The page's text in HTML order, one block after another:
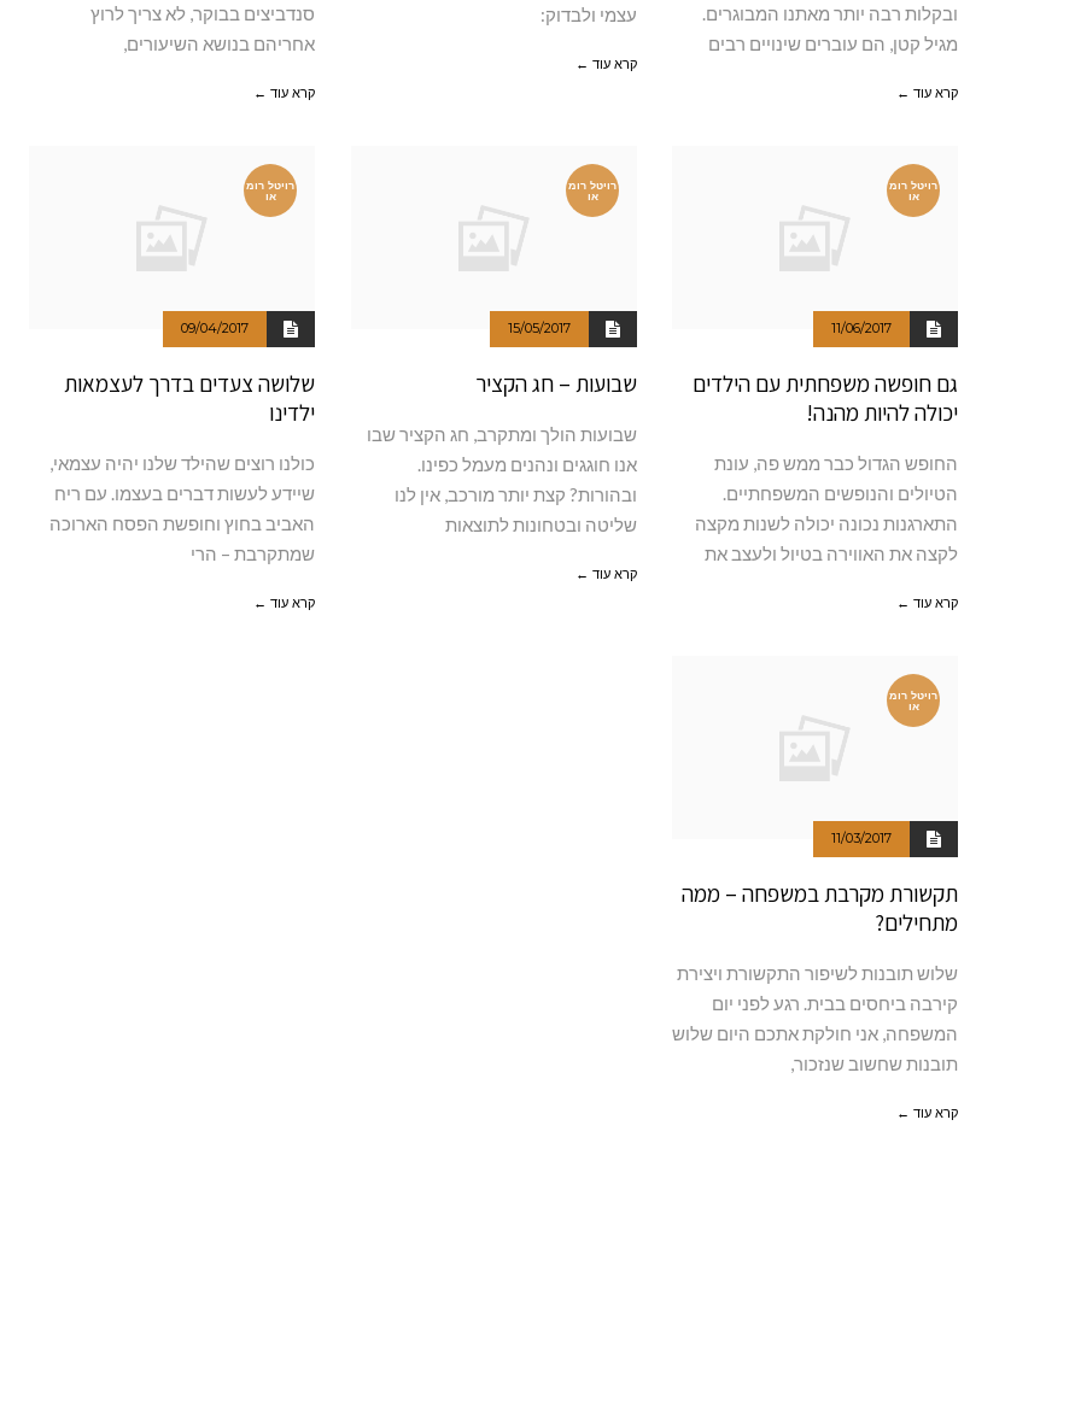
ובקלות רבה יותר מאתנו המבוגרים.
מגיל קטן, הם עוברים שינויים רבים
קרא עוד ←
עצמי ולבדוק:
קרא עוד ←
סנדביצים בבוקר, לא צריך לרוץ
אחריהם בנושא השיעורים,
קרא עוד ←
רויטל רומ
או
11/06/2017
גם חופשה משפחתית עם הילדים
יכולה להיות מהנה!
החופש הגדול כבר ממש פה, עונת
הטיולים והנופשים המשפחתיים.
התארגנות נכונה יכולה לשנות מקצה
לקצה את האווירה בטיול ולעצב את
קרא עוד ←
רויטל רומ
או
15/05/2017
שבועות – חג הקציר
שבועות הולך ומתקרב, חג הקציר שבו
אנו חוגגים ונהנים מעמל כפינו.
ובהורות? קצת יותר מורכב, אין לנו
שליטה ובטחונות לתוצאות
קרא עוד ←
רויטל רומ
או
09/04/2017
שלושה צעדים בדרך לעצמאות
ילדינו
כולנו רוצים שהילד שלנו יהיה עצמאי,
שיידע לעשות דברים בעצמו. עם ריח
האביב בחוץ וחופשת הפסח הארוכה
שמתקרבת – הרי
קרא עוד ←
רויטל רומ
או
11/03/2017
תקשורת מקרבת במשפחה – ממה
מתחילים?
שלוש תובנות לשיפור התקשורת ויצירת
קירבה ביחסים בבית. רגע לפני יום
המשפחה, אני חולקת אתכם היום שלוש
תובנות שחשוב שנזכור,
קרא עוד ←